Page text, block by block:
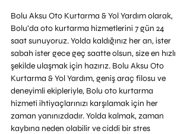
Bolu Aksu Oto Kurtarma & Yol Yardım olarak,
Bolu’da oto kurtarma hizmetlerini 7 gün 24
saat sunuyoruz. Yolda kaldığınız her an, ister
sabah ister gece geç saatte olsun, size en hızlı
şekilde ulaşmak için hazırız. Bolu Aksu Oto
Kurtarma & Yol Yardım, geniş araç filosu ve
deneyimli ekipleriyle, Bolu oto kurtarma
hizmeti ihtiyaçlarınızı karşılamak için her
zaman yanınızdadır. Yolda kalmak, zaman
kaybına neden olabilir ve ciddi bir stres